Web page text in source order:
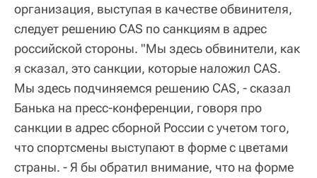
организация, выступая в качестве обвинителя,
следует решению CAS по санкциям в адрес
российской стороны. "Мы здесь обвинители, как
я сказал, это санкции, которые наложил CAS.
Мы здесь подчиняемся решению CAS, - сказал
Банька на пресс-конференции, говоря про
санкции в адрес сборной России с учетом того,
что спортсмены выступают в форме с цветами
страны. - Я бы обратил внимание, что на форме